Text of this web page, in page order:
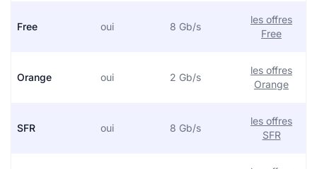
Free oui 8 Gb/s
les offres
Free
Orange oui 2 Gb/s
les offres
Orange
SFR oui 8 Gb/s
les offres
SFR